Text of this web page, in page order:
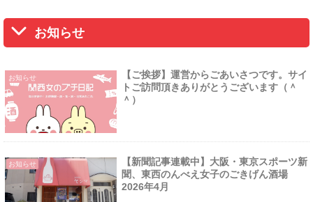
お知らせ
お知らせ
【ご挨拶】運営からごあいさつです。サイ
トご訪問頂きありがとうございます（＾
＾）
お知らせ
【新聞記事連載中】大阪・東京スポーツ新
聞、東西のんべえ女子のごきげん酒場
2026年4月